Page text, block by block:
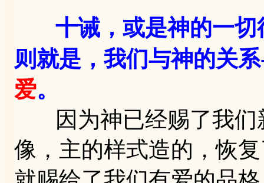
十诫，或是神的一
则就是，我们与神的关
爱。
因为神已经赐了我们
像，主的样式造的，恢